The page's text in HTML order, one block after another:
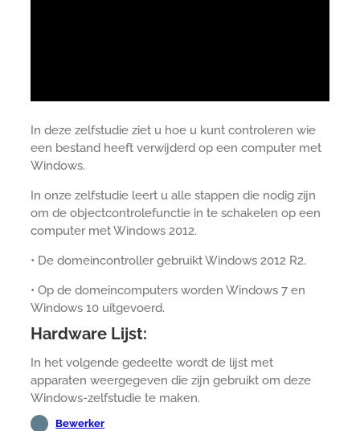
In deze zelfstudie ziet u hoe u kunt controleren wie
een bestand heeft verwijderd op een computer met
Windows.
In onze zelfstudie leert u alle stappen die nodig zijn
om de objectcontrolefunctie in te schakelen op een
computer met Windows 2012.
• De domeincontroller gebruikt Windows 2012 R2.
• Op de domeincomputers worden Windows 7 en
Windows 10 uitgevoerd.
Hardware Lijst:
In het volgende gedeelte wordt de lijst met
apparaten weergegeven die zijn gebruikt om deze
Windows-zelfstudie te maken.
Bewerker